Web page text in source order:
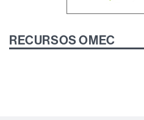
RECURSOS OMEC